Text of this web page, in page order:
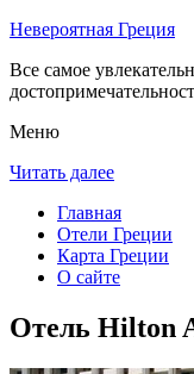
Невероятная Греция
Все самое
Меню
Читать далее
Главная
Отели Греции
Карта Греции
О сайте
Отель Hilton